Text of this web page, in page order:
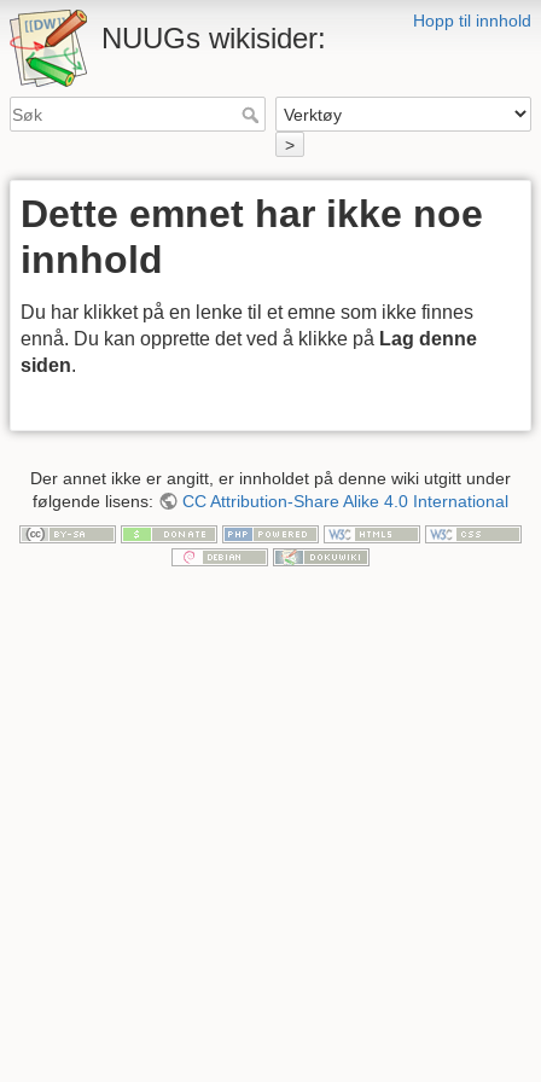
Hopp til innhold
NUUGs wikisider:
>
Dette emnet har ikke noe
innhold
Du har klikket på en lenke til et emne som ikke finnes
ennå. Du kan opprette det ved å klikke på Lag denne
siden.
Der annet ikke er angitt, er innholdet på denne wiki utgitt under
følgende lisens:
CC Attribution-Share Alike 4.0 International